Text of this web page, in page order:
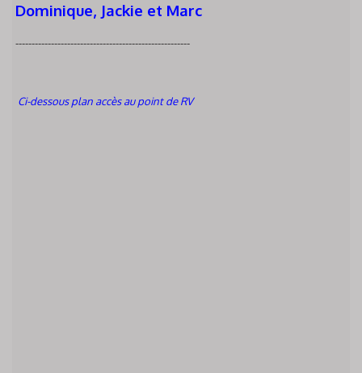
Dominique, Jackie et Marc
------------------------------------------------------
Ci-dessous plan accès au point de RV